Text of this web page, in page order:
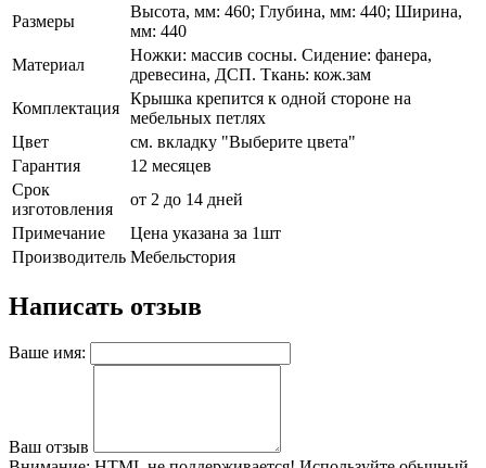
Размеры
Высота, мм: 460; Глубина, мм: 440; Ширина,
мм: 440
Материал
Ножки: массив сосны. Сидение: фанера,
древесина, ДСП. Ткань: кож.зам
Комплектация
Крышка крепится к одной стороне на
мебельных петлях
Цвет
см. вкладку "Выберите цвета"
Гарантия
12 месяцев
Срок
изготовления
от 2 до 14 дней
Примечание
Цена указана за 1шт
Производитель Мебельстория
Написать отзыв
Ваше имя:
Ваш отзыв